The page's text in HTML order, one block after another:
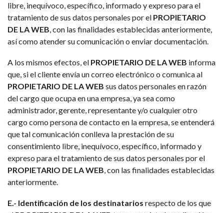
libre, inequívoco, específico, informado y expreso para el
tratamiento de sus datos personales por el PROPIETARIO
DE LA WEB, con las finalidades establecidas anteriormente,
así como atender su comunicación o enviar documentación.
A los mismos efectos, el PROPIETARIO DE LA WEB informa
que, si el cliente envía un correo electrónico o comunica al
PROPIETARIO DE LA WEB sus datos personales en razón
del cargo que ocupa en una empresa, ya sea como
administrador, gerente, representante y/o cualquier otro
cargo como persona de contacto en la empresa, se entenderá
que tal comunicación conlleva la prestación de su
consentimiento libre, inequívoco, específico, informado y
expreso para el tratamiento de sus datos personales por el
PROPIETARIO DE LA WEB, con las finalidades establecidas
anteriormente.
E.- Identificación de los destinatarios respecto de los que